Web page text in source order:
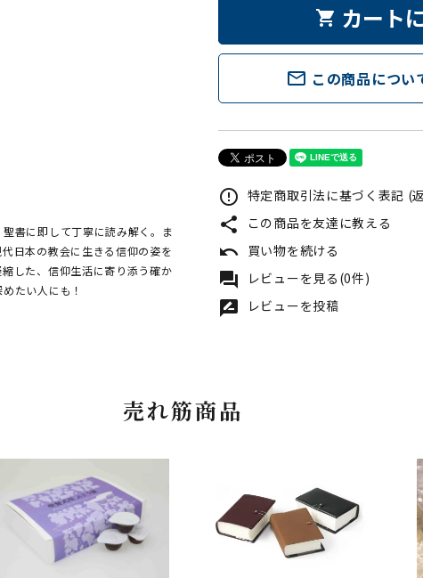
書に即して丁寧に読み解く。ま
日本の教会に生きる信仰の姿を
した、信仰生活に寄り添う確か
たい人にも！
shopping_cart カート
mail_outline この商品につい
error_outline 特定商取引法に基づく表記 (
share この商品を友達に教える
undo 買い物を続ける
forum レビューを見る(0件)
rate_review レビューを投稿
売れ筋商品